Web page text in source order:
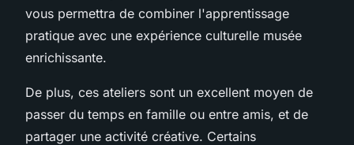
vous permettra de combiner l'apprentissage
pratique avec une expérience culturelle musée
enrichissante.
De plus, ces ateliers sont un excellent moyen de
passer du temps en famille ou entre amis, et de
partager une activité créative. Certains